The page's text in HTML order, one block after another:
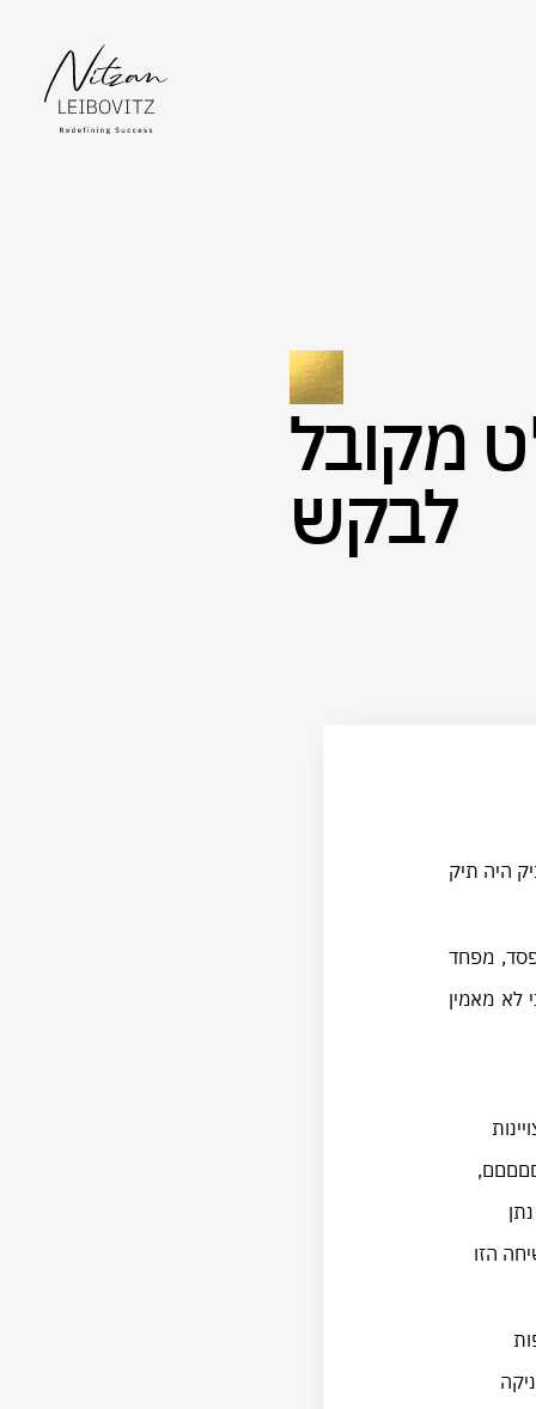
מקובל
לבקש
היה תיק
מפחד
לא מאמין
הזו